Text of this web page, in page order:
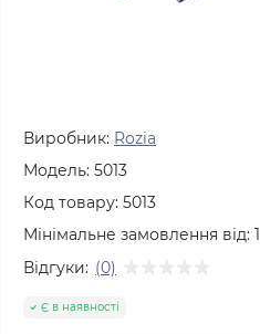
Виробник: Rozia
Модель: 5013
Код товару: 5013
Мінімальне замовлення від: 1
Відгуки: (0)
Є в наявності